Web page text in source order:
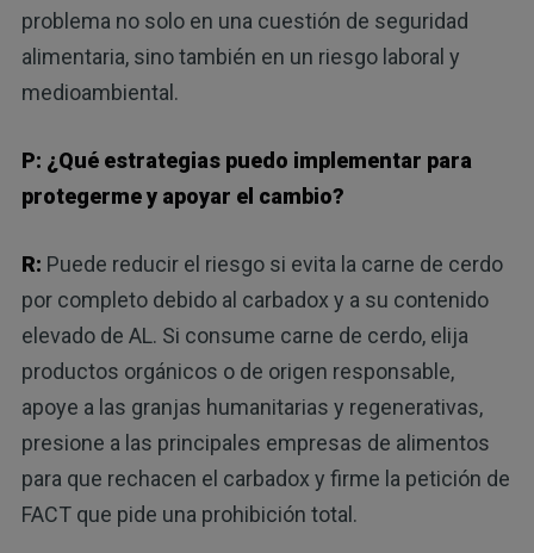
problema no solo en una cuestión de seguridad
alimentaria, sino también en un riesgo laboral y
medioambiental.
P: ¿Qué estrategias puedo implementar para
protegerme y apoyar el cambio?
R: Puede reducir el riesgo si evita la carne de cerdo
por completo debido al carbadox y a su contenido
elevado de AL. Si consume carne de cerdo, elija
productos orgánicos o de origen responsable,
apoye a las granjas humanitarias y regenerativas,
presione a las principales empresas de alimentos
para que rechacen el carbadox y firme la petición de
FACT que pide una prohibición total.